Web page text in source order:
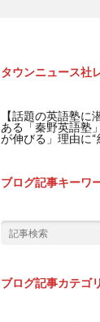
タウンニュース社
【話題の英語塾に
ある「秦野英語塾
が伸びる」理由に“
ブログ記事キーワ
ブログ記事カテゴ